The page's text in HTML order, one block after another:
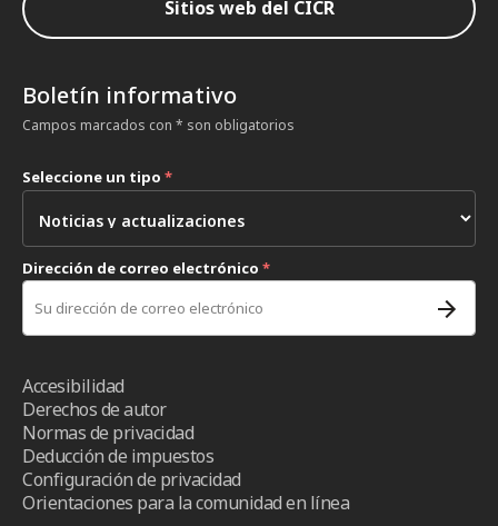
Sitios web del CICR
Boletín informativo
Campos marcados con * son obligatorios
Seleccione un tipo *
Dirección de correo electrónico *
Accesibilidad
Derechos de autor
Normas de privacidad
Deducción de impuestos
Configuración de privacidad
Orientaciones para la comunidad en línea